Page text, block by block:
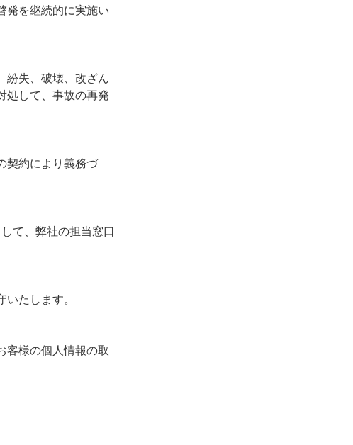
発を継続的に実施い
紛失、破壊、改ざん
処して、事故の再発
契約により義務づ
て、弊社の担当窓口
たします。
客様の個人情報の取